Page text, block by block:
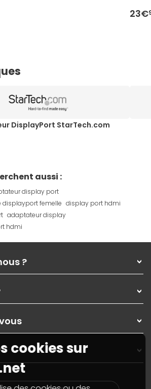
23€
DisplayPort StarTech.com
aussi :
display port
femelle display port hdmi
adaptateur display
hdmi
?
pros
portable
graphique
RDV personnalisé
cookies sur